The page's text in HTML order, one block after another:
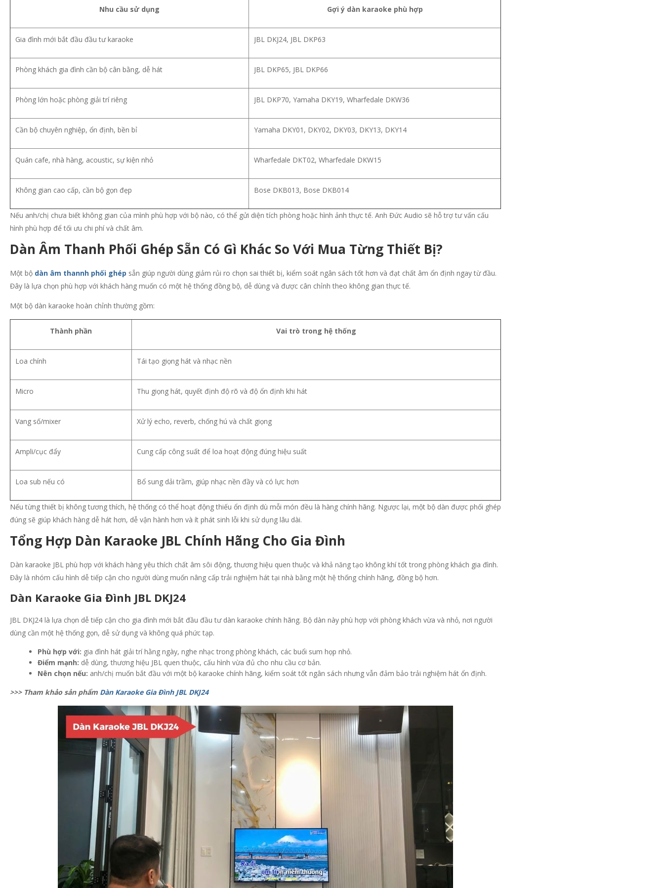
Nhu cầu sử dụng Gợi ý dàn karaoke phù hợp
Gia đình mới bắt đầu đầu tư karaoke JBL DKJ24, JBL DKP63
Phòng khách gia đình cần bộ cân bằng, dễ hát JBL DKP65, JBL DKP66
Phòng lớn hoặc phòng giải trí riêng JBL DKP70, Yamaha DKY19, Wharfedale DKW36
Cần bộ chuyên nghiệp, ổn định, bền bỉ Yamaha DKY01, DKY02, DKY03, DKY13, DKY14
Quán cafe, nhà hàng, acoustic, sự kiện nhỏ Wharfedale DKT02, Wharfedale DKW15
Không gian cao cấp, cần bộ gọn đẹp Bose DKB013, Bose DKB014
Nếu anh/chị chưa biết không gian của mình phù hợp với bộ nào, có thể gửi diện tích phòng hoặc hình ảnh thực tế. Anh Đức Audio sẽ hỗ trợ tư vấn cấu
hình phù hợp để tối ưu chi phí và chất âm.
Dàn Âm Thanh Phối Ghép Sẵn Có Gì Khác So Với Mua Từng Thiết Bị?
Một bộ dàn âm thannh phối ghép sẵn giúp người dùng giảm rủi ro chọn sai thiết bị, kiểm soát ngân sách tốt hơn và đạt chất âm ổn định ngay từ đầu.
Đây là lựa chọn phù hợp với khách hàng muốn có một hệ thống đồng bộ, dễ dùng và được cân chỉnh theo không gian thực tế.
Một bộ dàn karaoke hoàn chỉnh thường gồm:
Thành phần Vai trò trong hệ thống
Loa chính Tái tạo giọng hát và nhạc nền
Micro Thu giọng hát, quyết định độ rõ và độ ổn định khi hát
Vang số/mixer Xử lý echo, reverb, chống hú và chất giọng
Ampli/cục đẩy Cung cấp công suất để loa hoạt động đúng hiệu suất
Loa sub nếu có Bổ sung dải trầm, giúp nhạc nền đầy và có lực hơn
Nếu từng thiết bị không tương thích, hệ thống có thể hoạt động thiếu ổn định dù mỗi món đều là hàng chính hãng. Ngược lại, một bộ dàn được phối ghép
đúng sẽ giúp khách hàng dễ hát hơn, dễ vận hành hơn và ít phát sinh lỗi khi sử dụng lâu dài.
Tổng Hợp Dàn Karaoke JBL Chính Hãng Cho Gia Đình
Dàn karaoke JBL phù hợp với khách hàng yêu thích chất âm sôi động, thương hiệu quen thuộc và khả năng tạo không khí tốt trong phòng khách gia đình.
Đây là nhóm cấu hình dễ tiếp cận cho người dùng muốn nâng cấp trải nghiệm hát tại nhà bằng một hệ thống chính hãng, đồng bộ hơn.
Dàn Karaoke Gia Đình JBL DKJ24
JBL DKJ24 là lựa chọn dễ tiếp cận cho gia đình mới bắt đầu đầu tư dàn karaoke chính hãng. Bộ dàn này phù hợp với phòng khách vừa và nhỏ, nơi người
dùng cần một hệ thống gọn, dễ sử dụng và không quá phức tạp.
Phù hợp với: gia đình hát giải trí hằng ngày, nghe nhạc trong phòng khách, các buổi sum họp nhỏ.
Điểm mạnh: dễ dùng, thương hiệu JBL quen thuộc, cấu hình vừa đủ cho nhu cầu cơ bản.
Nên chọn nếu: anh/chị muốn bắt đầu với một bộ karaoke chính hãng, kiểm soát tốt ngân sách nhưng vẫn đảm bảo trải nghiệm hát ổn định.
>>> Tham khảo sản phẩm Dàn Karaoke Gia Đình JBL DKJ24